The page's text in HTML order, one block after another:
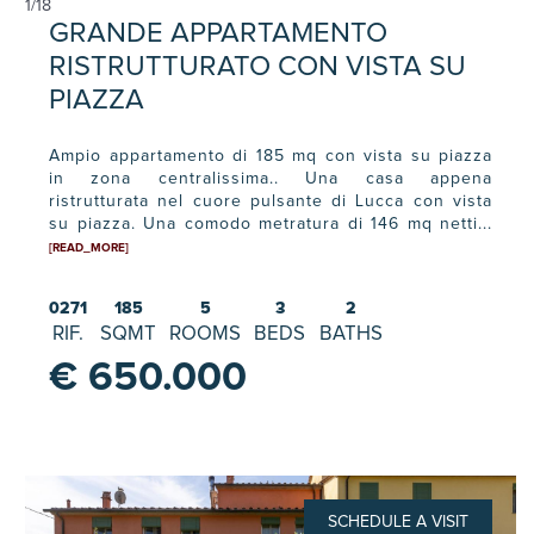
1/18
GRANDE APPARTAMENTO
RISTRUTTURATO CON VISTA SU
PIAZZA
Ampio appartamento di 185 mq con vista su piazza
in zona centralissima.. Una casa appena
ristrutturata nel cuore pulsante di Lucca con vista
su piazza. Una comodo metratura di 146 mq netti...
[READ_MORE]
0271
RIF.
185
SQMT
5
ROOMS
3
BEDS
2
BATHS
€ 650.000
SCHEDULE A VISIT